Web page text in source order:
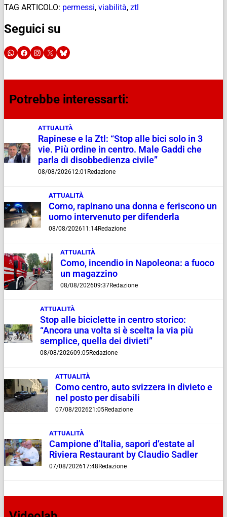
TAG ARTICOLO: permessi, viabilità, ztl
Seguici su
Potrebbe interessarti:
ATTUALITÀ
Rapinese e la Ztl: “Stop alle bici solo in 3
vie. Più ordine in centro. Male Gaddi che
parla di disobbedienza civile”
08/08/202612:01 Redazione
ATTUALITÀ
Como, rapinano una donna e feriscono un
uomo intervenuto per difenderla
08/08/202611:14Redazione
ATTUALITÀ
Como, incendio in Napoleona: a fuoco
un magazzino
08/08/202609:37Redazione
ATTUALITÀ
Stop alle biciclette in centro storico:
“Ancora una volta si è scelta la via più
semplice, quella dei divieti”
08/08/202609:05Redazione
ATTUALITÀ
Como centro, auto svizzera in divieto e
nel posto per disabili
07/08/202621:05Redazione
ATTUALITÀ
Campione d’Italia, sapori d’estate al
Riviera Restaurant by Claudio Sadler
07/08/202617:48 Redazione